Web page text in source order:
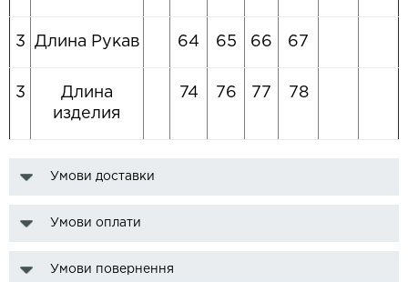
3 Длина Рукав 64 65 66 67
3
Длина
изделия
74 76 77 78
Умови доставки
Умови оплати
Умови повернення